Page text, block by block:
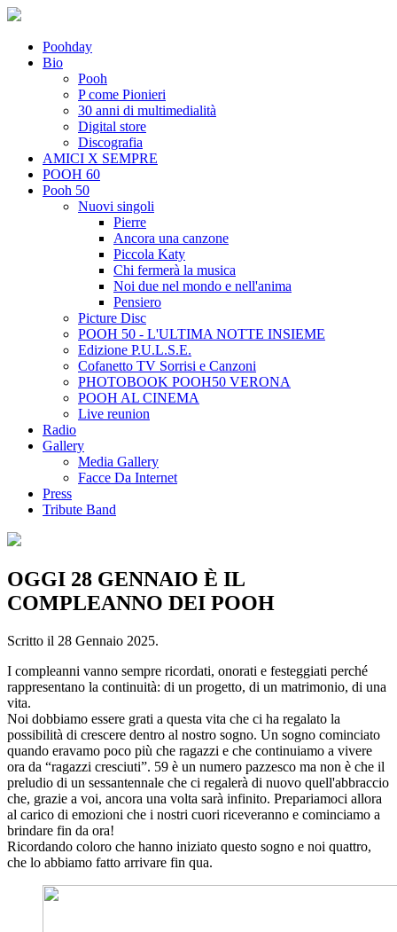
Poohday
Bio
Pooh
P come Pionieri
30 anni di multimedialità
Digital store
Discografia
AMICI X SEMPRE
POOH 60
Pooh 50
Nuovi singoli
Pierre
Ancora una canzone
Piccola Katy
Chi fermerà la musica
Noi due nel mondo e nell'anima
Pensiero
Picture Disc
POOH 50 - L'ULTIMA NOTTE INSIEME
Edizione P.U.L.S.E.
Cofanetto TV Sorrisi e Canzoni
PHOTOBOOK POOH50 VERONA
POOH AL CINEMA
Live reunion
Radio
Gallery
Media Gallery
Facce Da Internet
Press
Tribute Band
OGGI 28 GENNAIO È IL
COMPLEANNO DEI POOH
Scritto il 28 Gennaio 2025.
I compleanni vanno sempre ricordati, onorati e festeggiati perché
rappresentano la continuità: di un progetto, di un matrimonio, di una
vita.
Noi dobbiamo essere grati a questa vita che ci ha regalato la
possibilità di crescere dentro al nostro sogno. Un sogno cominciato
quando eravamo poco più che ragazzi e che continuiamo a vivere
ora da “ragazzi cresciuti”. 59 è un numero pazzesco ma non è che il
preludio di un sessantennale che ci regalerà di nuovo quell'abbraccio
che, grazie a voi, ancora una volta sarà infinito. Prepariamoci allora
al carico di emozioni che i nostri cuori riceveranno e cominciamo a
brindare fin da ora!
Ricordando coloro che hanno iniziato questo sogno e noi quattro,
che lo abbiamo fatto arrivare fin qua.